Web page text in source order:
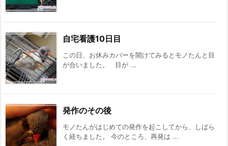
自宅看護10日目
この日、お休みカバーを開けてみるとモノたんと目
が合いました。 目が ...
発作のその後
モノたんがはじめての発作を起こしてから、しばら
く経ちました。 今のところ、再発は ...